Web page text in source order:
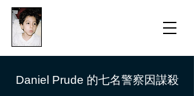
Daniel Prude 的七名警察因謀殺